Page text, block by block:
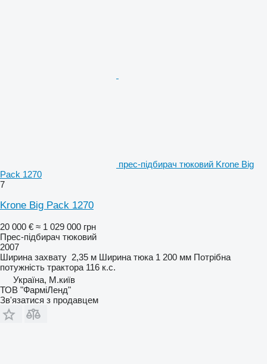
прес-підбирач тюковий Krone Big
Pack 1270
7
Krone Big Pack 1270
20 000 € ≈ 1 029 000 грн
Прес-підбирач тюковий
2007
Ширина захвату 2,35 м Ширина тюка 1 200 мм Потрібна
потужність трактора 116 к.с.
Україна, М.київ
ТОВ "ФарміЛенд"
Зв'язатися з продавцем